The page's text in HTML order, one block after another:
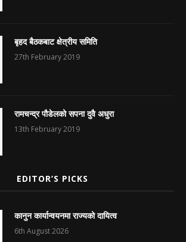
बृहद बैठकबाट क्षेत्रीय समिति
27th February 2019
रामचन्द्र पौडेलको सपना दुवै अधुरा
13th February 2019
EDITOR’S PICKS
कानुन कार्यान्वयनमा राज्यको दायित्व
6th August 2026